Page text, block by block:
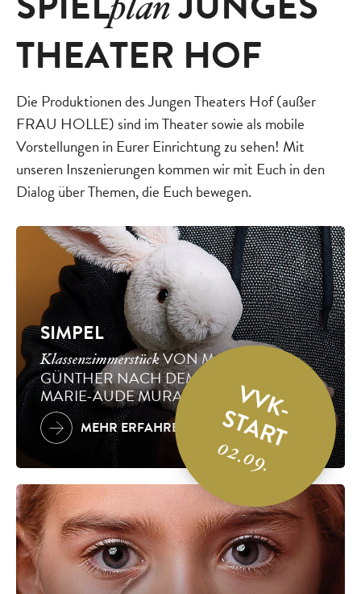
VVK-
START
02.09.
plan
THEATER HOF
Die Produktionen des Jungen Theaters Hof (außer
FRAU HOLLE) sind im Theater sowie als mobile
Vorstellungen in Eurer Einrichtung zu sehen! Mit
unseren Inszenierungen kommen wir mit Euch in den
Dialog über Themen, die Euch bewegen.
SIMPEL
KlassenzimmerstückVON MATTHIAS
GÜNTHER NACH DEM ROMAN VON
MARIE-AUDE MURAIL
MEHR ERFAHREN